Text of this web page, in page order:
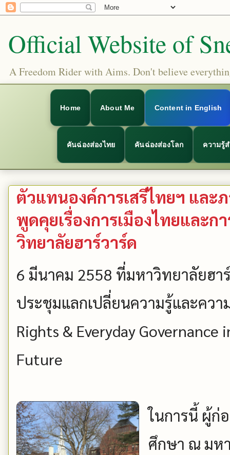
Official Website of
A Freedom Rider with Aims. Don't believe
Home About Me Content in English
คันฉ่องส่องไทย คันฉ่องส่องโลก ความรู้
ตัวแทนองค์การเสรีไทยฯ แล
พูดคุยเรื่องการเมืองไทยและ
วิทยาลัยฮาร์วาร์ด
6 มีนาคม 2558 ที่มหาวิทยาลัยฮา
ประชุมแลกเปลี่ยนความรู้และควา
Rights & Everyday
Future
ในการนี้ ผู้ก่
ศึกษา ณ มห